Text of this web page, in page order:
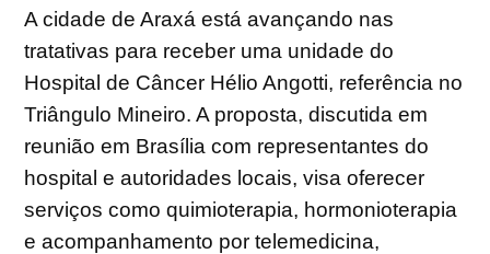
A cidade de Araxá está avançando nas
tratativas para receber uma unidade do
Hospital de Câncer Hélio Angotti, referência no
Triângulo Mineiro. A proposta, discutida em
reunião em Brasília com representantes do
hospital e autoridades locais, visa oferecer
serviços como quimioterapia, hormonioterapia
e acompanhamento por telemedicina,